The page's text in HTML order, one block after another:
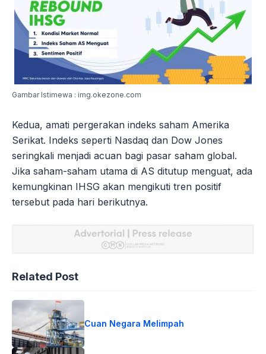
Gambar Istimewa : img.okezone.com
Kedua, amati pergerakan indeks saham Amerika
Serikat. Indeks seperti Nasdaq dan Dow Jones
seringkali menjadi acuan bagi pasar saham global.
Jika saham-saham utama di AS ditutup menguat, ada
kemungkinan IHSG akan mengikuti tren positif
tersebut pada hari berikutnya.
Related Post
Cuan Negara Melimpah